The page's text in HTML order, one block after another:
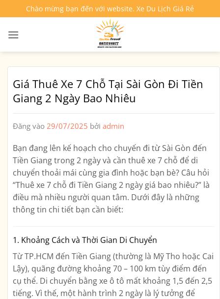
qua
nội
Chào mừng bạn đến với website. Xe Du Lịch Giá Rẻ
Giá Thuê Xe 7 Chỗ Tại Sài Gòn Đi Tiền
Giang 2 Ngày Bao Nhiêu
Đăng vào 29/07/2025 bởi admin
Bạn đang lên kế hoạch cho chuyến đi từ Sài Gòn đến
Tiền Giang trong 2 ngày và cần thuê xe 7 chỗ để di
chuyển thoải mái cùng gia đình hoặc bạn bè? Câu hỏi
“Thuê xe 7 chỗ đi Tiền Giang 2 ngày giá bao nhiêu?” là
điều mà nhiều người quan tâm. Dưới đây là những
thông tin chi tiết bạn cần biết:
1. Khoảng Cách và Thời Gian Di Chuyển
Từ TP.HCM đến Tiền Giang (thường là Mỹ Tho hoặc Cai
Lậy), quãng đường khoảng70 – 100 km tùy điểm đến
cụ thể. Di chuyển bằng xe ô tô mất khoảng 1,5 đến 2,5
tiếng. Vì thế, một hành trình 2 ngày là lý tưởng để